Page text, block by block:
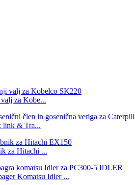
za Kobe...
link & Tra...
za Hitachi ...
Komatsu Idler ...